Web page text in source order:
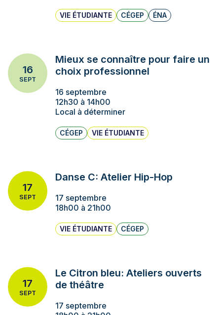
VIE ÉTUDIANTE CÉGEP ÉNA
16
SEPT
Mieux se connaître pour faire un
choix professionnel
16 septembre
12h30 à 14h00
Local à déterminer
CÉGEP VIE ÉTUDIANTE
17
SEPT
Danse C: Atelier Hip-Hop
17 septembre
18h00 à 21h00
VIE ÉTUDIANTE CÉGEP
17
SEPT
Le Citron bleu: Ateliers ouverts
de théâtre
17 septembre